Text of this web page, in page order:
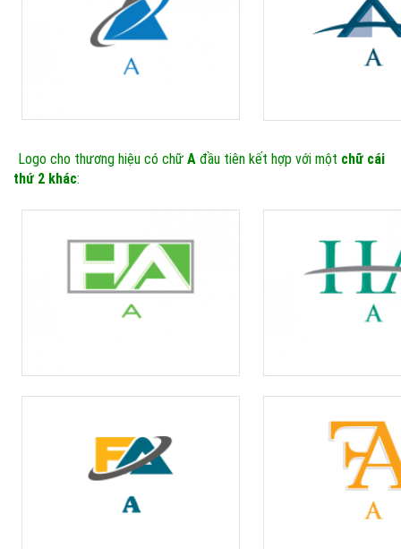
Logo cho thương hiệu có chữ A đầu tiên kết hợp với một chữ cái
thứ 2 khác: